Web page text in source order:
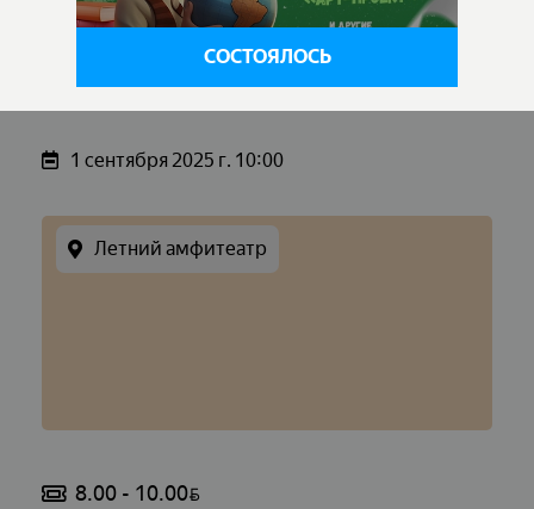
СОСТОЯЛОСЬ
1 сентября 2025 г. 10:00
Летний амфитеатр
8.00 - 10.00BYN